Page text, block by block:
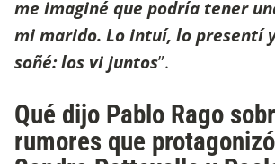
me imaginé que podría tener
mi marido. Lo intuí, lo presentí
soñé: los vi juntos”.
Qué dijo Pablo Rago
rumores que